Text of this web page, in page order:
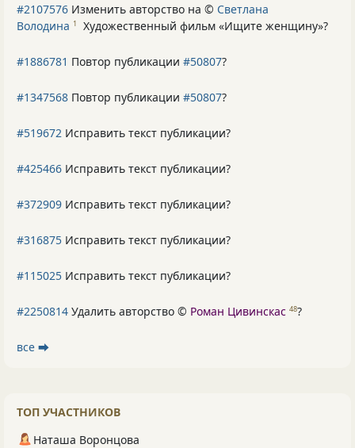
#2107576 Изменить авторство на © Светлана
Володина 1 Художественный фильм «Ищите женщину»?
#1886781 Повтор публикации #50807?
#1347568 Повтор публикации #50807?
#519672 Исправить текст публикации?
#425466 Исправить текст публикации?
#372909 Исправить текст публикации?
#316875 Исправить текст публикации?
#115025 Исправить текст публикации?
#2250814 Удалить авторство © Роман Цивинскас 48?
все ⮕
ТОП УЧАСТНИКОВ
Наташа Воронцова